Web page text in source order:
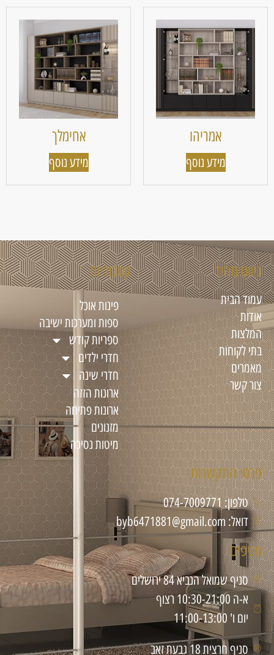
אמריהו
מידע נוסף
אחימלך
מידע נוסף
ניווט מהיר
עמוד הבית
אודות
המלצות
בתי לקוחות
מאמרים
צור קשר
קטגוריות
פינות אוכל
ספות ומערכות ישיבה
ספריות קודש
חדרי ילדים
חדרי שינה
ארונות הזזה
ארונות פתיחה
מזנונים
מיטות נסיכה
פרטי התקשרות
טלפון: 074-7009771
דואל: byb6471881@gmail.com
סניפים
סניף שמואל הנביא 84 ירושלים
א-ה 10:30-21:00 רצוף
יום ו' 11:00-13:00
סניף חרצית 18 גבעת זאב